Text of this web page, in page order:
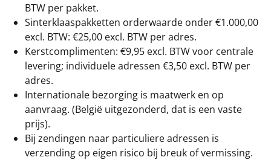
BTW per pakket.
Sinterklaaspakketten orderwaarde onder €1.000,00
excl. BTW: €25,00 excl. BTW per adres.
Kerstcomplimenten: €9,95 excl. BTW voor centrale
levering; individuele adressen €3,50 excl. BTW per
adres.
Internationale bezorging is maatwerk en op
aanvraag. (België uitgezonderd, dat is een vaste
prijs).
Bij zendingen naar particuliere adressen is
verzending op eigen risico bij breuk of vermissing.